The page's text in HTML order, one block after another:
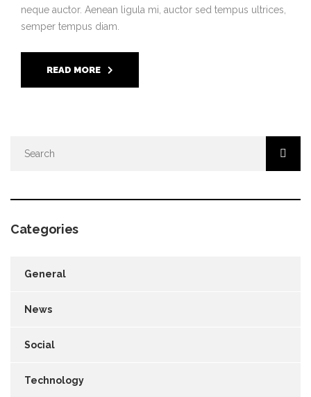
neque auctor. Aenean ligula mi, auctor sed tempus ultrices,
semper tempus diam.
READ MORE
Categories
General
News
Social
Technology